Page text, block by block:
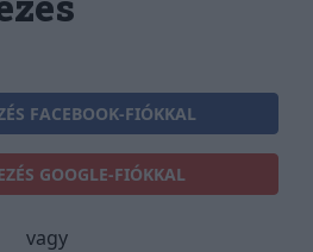
FACEBOOK-FIÓKKAL
GOOGLE-FIÓKKAL
vagy